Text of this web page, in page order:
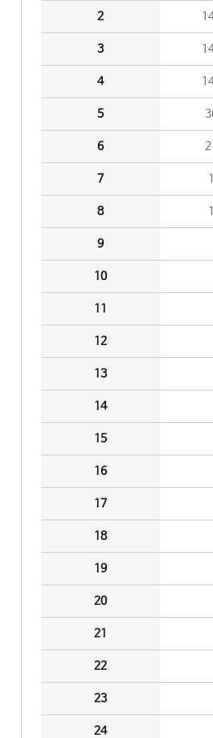
2
3
4
5
6
7
8
9
10
11
12
13
14
15
16
17
18
19
20
21
22
23
24